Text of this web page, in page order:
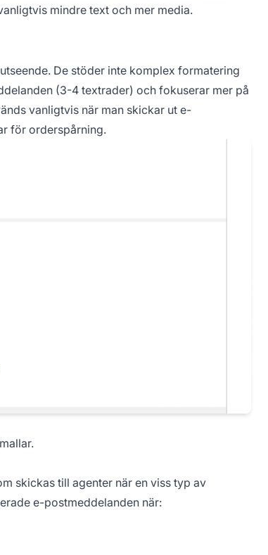
mindre text och mer media.
De stöder inte komplex formatering
(3-4 textrader) och fokuserar mer på
vanligtvis när man skickar ut e-
för orderspårning.
skickas till agenter när en viss typ av
e-postmeddelanden när: